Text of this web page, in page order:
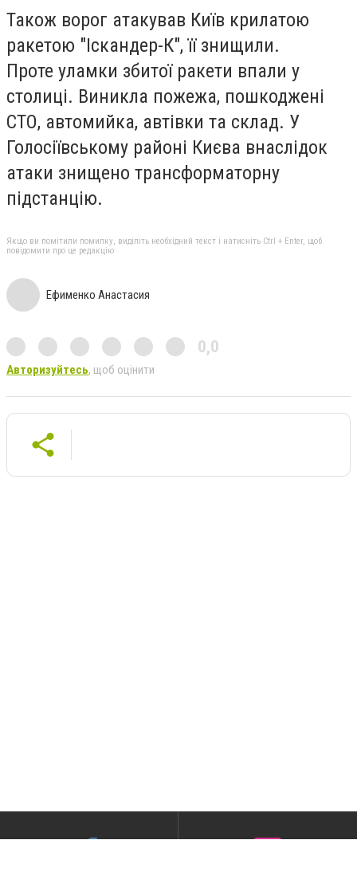
Також ворог атакував Київ крилатою
ракетою "Іскандер-К", її знищили.
Проте уламки збитої ракети впали у
столиці. Виникла пожежа, пошкоджені
СТО, автомийка, автівки та склад. У
Голосіївському районі Києва внаслідок
атаки знищено трансформаторну
підстанцію.
Якщо ви помітили помилку, виділіть необхідний текст і натисніть Ctrl + Enter, щоб
повідомити про це редакцію
Ефименко Анастасия
0,0
Авторизуйтесь, щоб оцінити